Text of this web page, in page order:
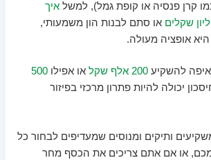
כמו קרן פנסיה או קופת גמל), למשלאיך
שקלים או סתם לבנות הון משמעותי,
אופציה מעולה.
להשקיע200 אלף שקל או אפילו500
יכולה להיות פתרון מרכזי בפיזור
ותיקים ומנוסים שמעדיפים לבחור כל
או אם אתם צריכים את הכסף מחר